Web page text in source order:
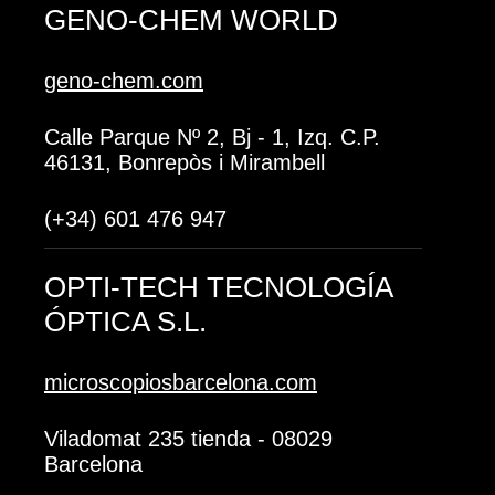
GENO-CHEM WORLD
geno-chem.com
Calle Parque Nº 2, Bj - 1, Izq. C.P.
46131, Bonrepòs i Mirambell
(+34) 601 476 947
OPTI-TECH TECNOLOGÍA
ÓPTICA S.L.
microscopiosbarcelona.com
Viladomat 235 tienda - 08029
Barcelona